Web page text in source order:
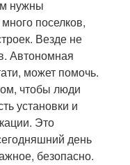
нужны
поселков,
Везде не
Автономная
может помочь.
чтобы люди
установки и
Это
день
безопасно.